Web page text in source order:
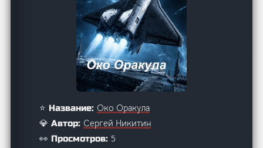
⭐ Название:Око Оракула
💎 Автор:Сергей Никитин
👀 Просмотров: 5